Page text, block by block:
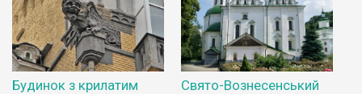
Будинок з крилатим
Свято-Вознесенський